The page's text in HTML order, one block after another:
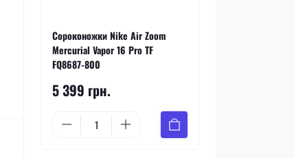
Сороконожки Nike Air Zoom
Mercurial Vapor 16 Pro TF
FQ8687-800
5 399 грн.